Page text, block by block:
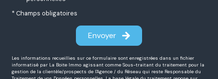
* Champs obligatoires
Envoyer
Les informations recueillies sur ce formulaire sont enregistrées dans un fichier
informatisé par La Boite Immo agissant comme Sous-traitant du traitement pour la
gestion de la clientèle/prospects de l'Agence / du Réseau qui reste Responsable du